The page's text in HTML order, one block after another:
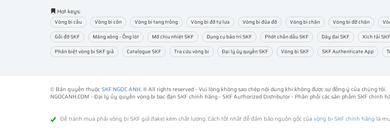
Hot keys:
Vòng bi cầu Vòng bi côn Vòng bi tang trống Vòng bi đỡ tự lựa Vòng bi đũa đỡ Vòng bi chặn Vòng bi đỡ chặn
Gối đỡ SKF
Măng xông - Ống lót Mỡ chịu nhiệt SKF Dụng cụ bảo trì SKF Phớt chắn dầu SKF Dây đai SKF Xích tải SKF
Phân biệt vòng bi SKF giả
Catalogue SKF Tra cứu vòng bi Đại lý ủy quyền SKF Vòng bi SKF SKF Authenticate App
© Bản quyền thuộcSKF NGỌC ANH. ® All rights reserved - Vui lòng không sao chép nội dung khi không được sự đồng ý của chúng tôi.
NGOCANH.COM - Đại lý ủy quyền vòng bi bạc đạn SKF chính hãng -SKF Authorized Distributor- Phân phối các sản phẩm SKF chính
Để tránh mua phải vòng bi SKF giả (fake) kém chất lượng. Cách tốt nhất để đảm bảo nguồn gốc củavòng bi SKF chính hãng là